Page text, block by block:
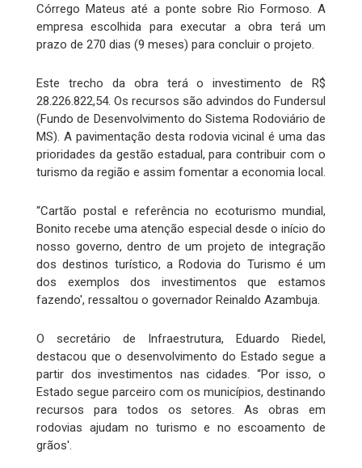
Córrego Mateus até a ponte sobre Rio Formoso. A
empresa escolhida para executar a obra terá um
prazo de 270 dias (9 meses) para concluir o projeto.
Este trecho da obra terá o investimento de R$
28.226.822,54. Os recursos são advindos do Fundersul
(Fundo de Desenvolvimento do Sistema Rodoviário de
MS). A pavimentação desta rodovia vicinal é uma das
prioridades da gestão estadual, para contribuir com o
turismo da região e assim fomentar a economia local.
“Cartão postal e referência no ecoturismo mundial,
Bonito recebe uma atenção especial desde o início do
nosso governo, dentro de um projeto de integração
dos destinos turístico, a Rodovia do Turismo é um
dos exemplos dos investimentos que estamos
fazendo', ressaltou o governador Reinaldo Azambuja.
O secretário de Infraestrutura, Eduardo Riedel,
destacou que o desenvolvimento do Estado segue a
partir dos investimentos nas cidades. “Por isso, o
Estado segue parceiro com os municípios, destinando
recursos para todos os setores. As obras em
rodovias ajudam no turismo e no escoamento de
grãos'.